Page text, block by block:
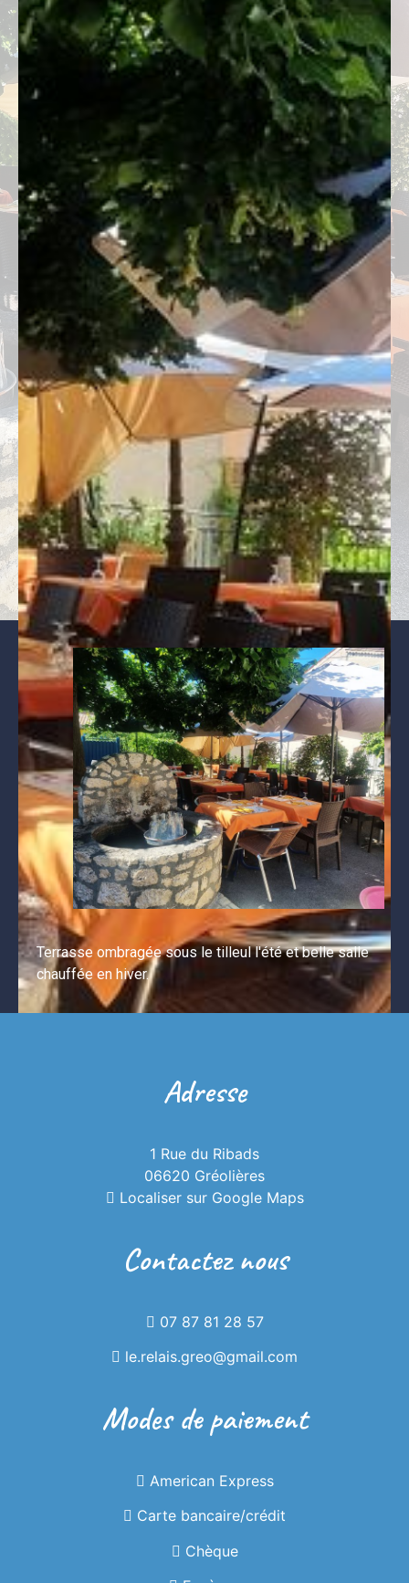
Le Relais
Terrasse ombragée sous le tilleul l'été et belle salle
chauffée en hiver.
Adresse
1 Rue du Ribads
06620 Gréolières
Localiser sur Google Maps
Contactez nous
07 87 81 28 57
le.relais.greo@gmail.com
Modes de paiement
American Express
Carte bancaire/crédit
Chèque